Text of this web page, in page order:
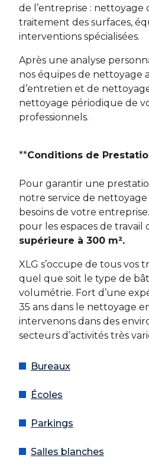
de l’entreprise : nettoyage
traitement des surfaces,
interventions spécialisées.
Après une analyse
nos équipes de nettoyage
d’entretien et de
nettoyage périodique de
professionnels.
**Conditions de
Pour garantir une
notre service de
besoins de votre
pour les espaces de travail
supérieure à 300 m².
XLG s’occupe de tous vos
quel que soit le type de
volumétrie. Fort d’une
35 ans dans le nettoyage
intervenons dans des
secteurs d’activités très
Bureaux
Écoles
Parkings
Salles blanches